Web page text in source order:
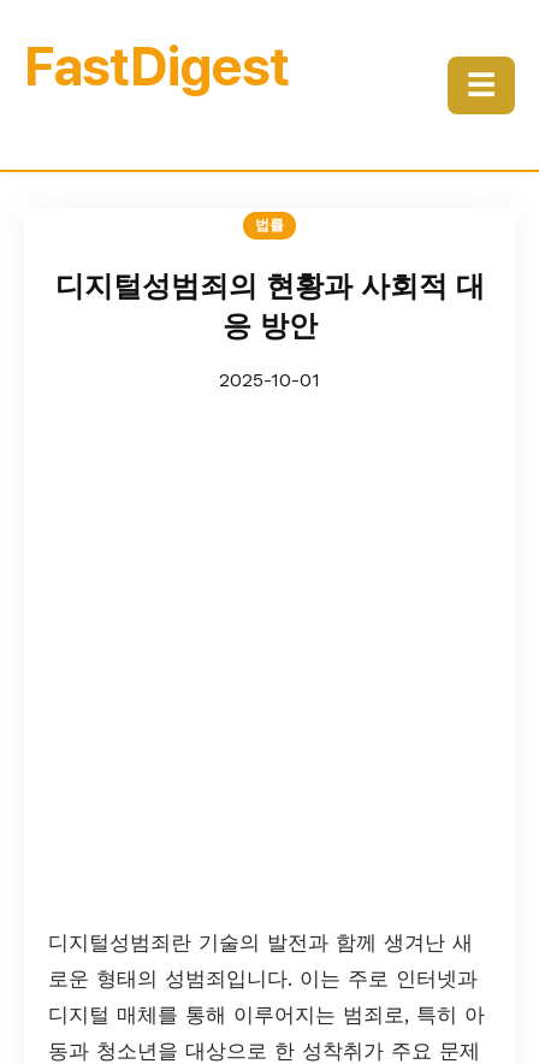
FastDigest ☰
법률
디지털성범죄의 현황과 사회적 대
응 방안
2025-10-01
디지털성범죄란 기술의 발전과 함께 생겨난 새
로운 형태의 성범죄입니다. 이는 주로 인터넷과
디지털 매체를 통해 이루어지는 범죄로, 특히 아
동과 청소년을 대상으로 한 성착취가 주요 문제